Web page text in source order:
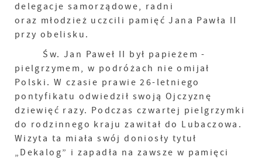
delegacje samorządowe, radni
oraz młodzież uczcili pamięć Jana Pawła II
przy obelisku.
Św. Jan Paweł II był papieżem -
pielgrzymem, w podróżach nie omijał
Polski. W czasie prawie 26-letniego
pontyfikatu odwiedził swoją Ojczyznę
dziewięć razy. Podczas czwartej pielgrzymki
do rodzinnego kraju zawitał do Lubaczowa.
Wizyta ta miała swój doniosły tytuł
„Dekalog” i zapadła na zawsze w pamięci